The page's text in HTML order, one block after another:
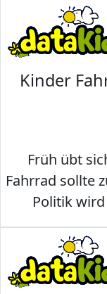
Kinder
Früh übt
Fahrrad sollte
Politik